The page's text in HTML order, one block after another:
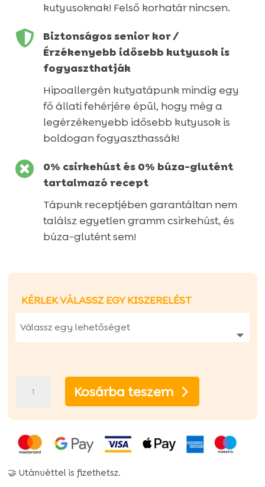
kutyusoknak! Felső korhatár nincsen.

Biztonságos senior kor /
Érzékenyebb idősebb kutyusok is
fogyaszthatják
Hipoallergén kutyatápunk mindig egy
fő állati fehérjére épül, hogy még a
legérzékenyebb idősebb kutyusok is
boldogan fogyaszthassák!

0% csirkehúst és 0% búza-glutént
tartalmazó recept
Tápunk receptjében garantáltan nem
találsz egyetlen gramm csirkehúst, és
búza-glutént sem!
KÉRLEK VÁLASSZ EGY KISZERELÉST
Hipoallergén
marhás
száraz
kutyatáp
Kosárba teszem
🤝 Utánvéttel is fizethetsz.